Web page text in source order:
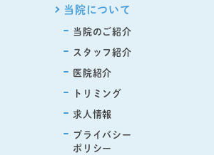
当院について
当院のご紹介
スタッフ紹介
医院紹介
トリミング
求人情報
プライバシー
ポリシー